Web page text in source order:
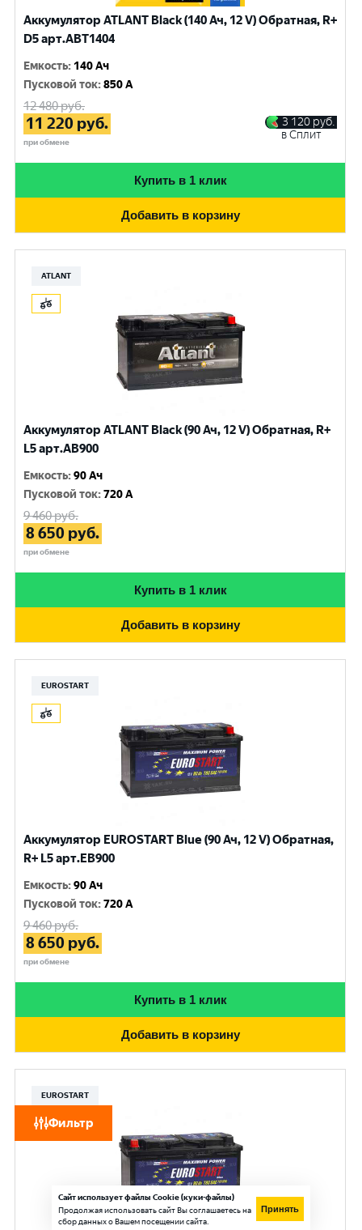
Фильтр
Аккумулятор ATLANT Black (140 Ач, 12 V) Обратная, R+
D5 арт.ABT1404
Емкость: 140 Ач
Пусковой ток:850 A
12 480руб.
11 220 руб.
при обмене
3 120 руб.
в Сплит
Купить в 1 клик
Добавить в корзину
ATLANT
Аккумулятор ATLANT Black (90 Ач, 12 V) Обратная, R+
L5 арт.AB900
Емкость:90 Ач
Пусковой ток:720 A
9 460руб.
8 650 руб.
при обмене
Купить в 1 клик
Добавить в корзину
EUROSTART
Аккумулятор EUROSTART Blue (90 Ач, 12 V) Обратная,
R+ L5 арт.EB900
Емкость:90 Ач
Пусковой ток:720 A
9 460руб.
8 650 руб.
при обмене
Купить в 1 клик
Добавить в корзину
EUROSTART
Сайт использует файлы Cookie (куки-файлы)
Продолжая использовать сайт Вы соглашаетесь на
сбор данных о Вашем посещении сайта.
Принять